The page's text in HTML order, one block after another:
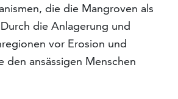
die die Mangroven als
die Anlagerung und
vor Erosion und
ansässigen Menschen